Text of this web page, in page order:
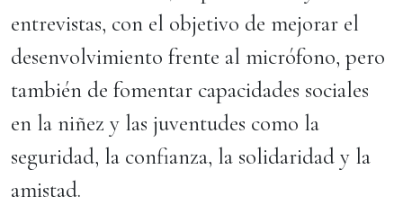
entrevistas, con el objetivo de mejorar el
desenvolvimiento frente al micrófono, pero
también de fomentar capacidades sociales
en la niñez y las juventudes como la
seguridad, la confianza, la solidaridad y la
amistad.